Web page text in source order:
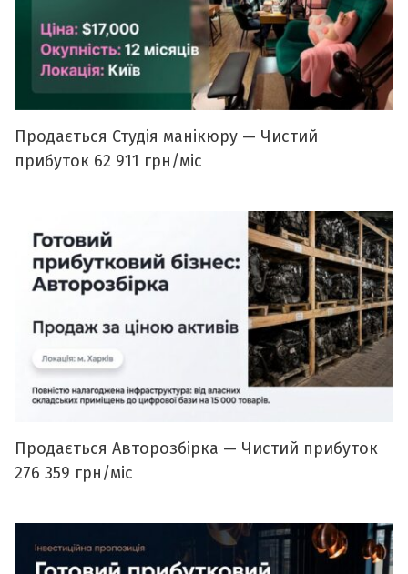
Продається Студія манікюру — Чистий
прибуток 62 911 грн/міс
Продається Авторозбірка — Чистий прибуток
276 359 грн/міс